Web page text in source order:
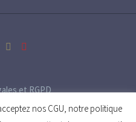
et RGPD
nos CGU, notre politique